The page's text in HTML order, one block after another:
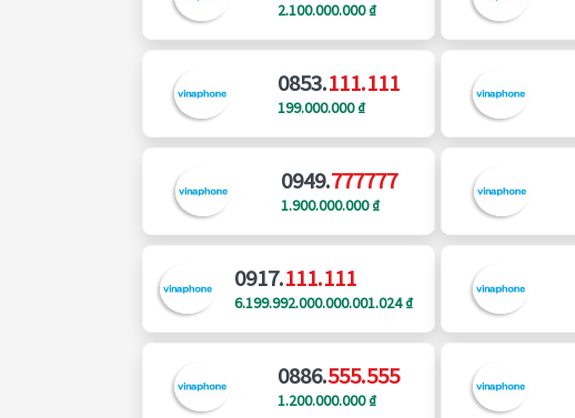
2.100.000.000 ₫
0853.111.111
199.000.000 ₫
0949.777777
1.900.000.000 ₫
0917.111.111
6.199.992.000.000.001.024 ₫
0886.555.555
1.200.000.000 ₫